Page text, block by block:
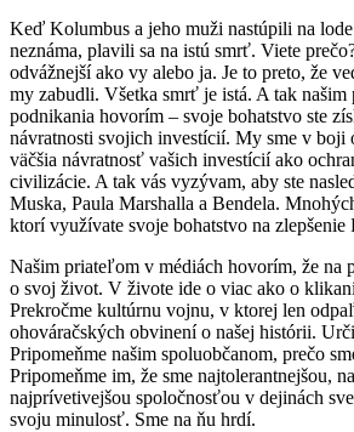
Keď Kolumbus a jeho muži nastúpili na
neznáma, plavili sa na istú smrť. Viete
odvážnejší ako vy alebo ja. Je to preto, že
my zabudli. Všetka smrť je istá. A tak
podnikania hovorím – svoje bohatstvo ste
návratnosti svojich investícií. My sme v boji
väčšia návratnosť vašich investícií ako
civilizácie. A tak vás vyzývam, aby ste
Muska, Paula Marshalla a Bendela.
ktorí využívate svoje bohatstvo na zlepšenie
Našim priateľom v médiách hovorím, že na
o svoj život. V živote ide o viac ako o
Prekročme kultúrnu vojnu, v ktorej len
ohováračských obvinení o našej histórii.
Pripomeňme našim spoluobčanom, prečo
Pripomeňme im, že sme najtolerantnejšou,
najprívetivejšou spoločnosťou v dejinách
svoju minulosť. Sme na ňu hrdí.